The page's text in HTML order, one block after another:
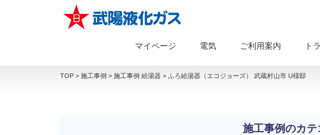
マイページ 電気 ご利用案内 ト
TOP > 施工事例 > 施工事例 給湯器 > ふろ給湯器（エコジョーズ） 武蔵村山市 U様邸
施工事例のカテ